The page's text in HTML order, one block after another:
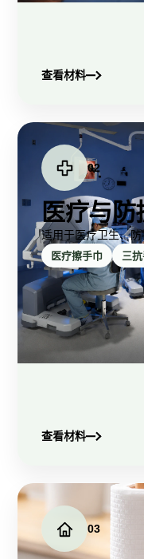
查看材料
02
医疗与防
适用于医疗卫生、
医疗擦手巾 三
查看材料
03